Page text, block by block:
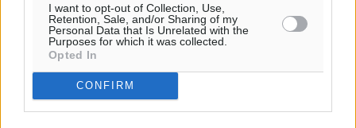
I want to opt-out of Collection, Use,
Retention, Sale, and/or Sharing of my
Personal Data that Is Unrelated with the
Purposes for which it was collected.
Opted In
CONFIRM